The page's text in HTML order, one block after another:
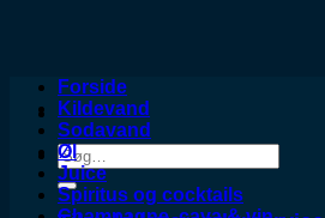
Søg
efter:
Forside
Kildevand
Sodavand
Øl
Juice
Spiritus og cocktails